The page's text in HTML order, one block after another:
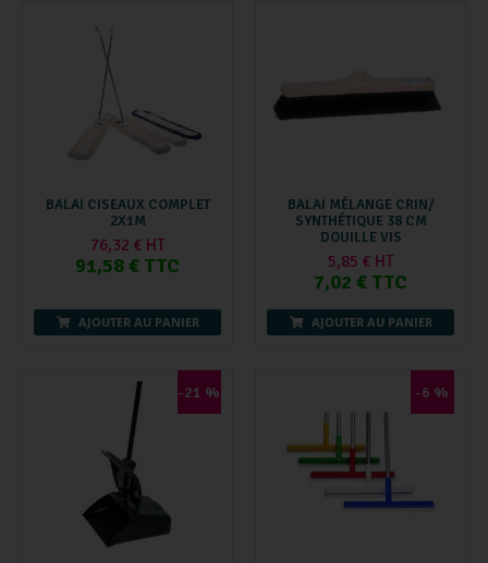
BALAI CISEAUX COMPLET
2X1M
76,32 € HT
91,58 € TTC
AJOUTER AU PANIER
BALAI MÉLANGE CRIN/
SYNTHÉTIQUE 38 CM
DOUILLE VIS
5,85 € HT
7,02 € TTC
AJOUTER AU PANIER
-21 % -6 %